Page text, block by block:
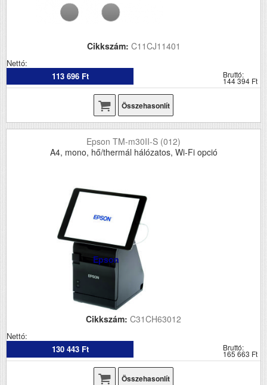
Cikkszám: C11CJ11401
Nettó:
113 696 Ft
Bruttó:
144 394 Ft
Összehasonlít
Epson TM-m30II-S (012)
A4, mono, hő/thermál hálózatos, Wi-Fi opció
Epson
Cikkszám: C31CH63012
Nettó:
130 443 Ft
Bruttó:
165 663 Ft
Összehasonlít